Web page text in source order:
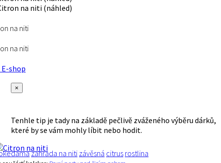
na niti
na niti
shop
×
Tenhle tip je tady na základě pečlivě zváženého výběru dárků,
které by se vám mohly líbit nebo hodit.
zahrada na niti závěsná citrus rostlina